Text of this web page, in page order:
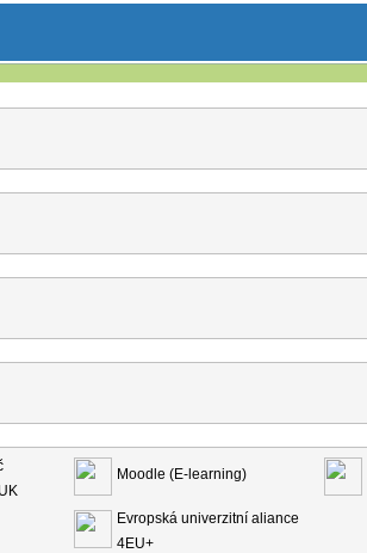
Moodle (E-learning)
Evropská univerzitní aliance
4EU+